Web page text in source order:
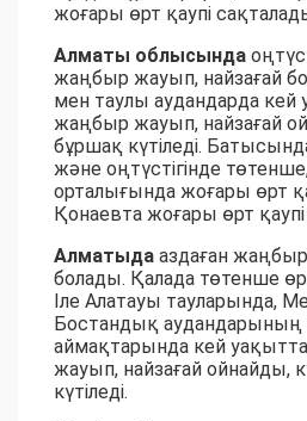
жоғары өрт қаупі
Алматы облысында
жаңбыр жауып, найзағай
мен таулы аудандарда кей
жаңбыр жауып, найзағай
бұршақ күтіледі.
және оңтүстігінде
орталығында жоғары өрт
Қонаевта жоғары өрт
Алматыда аздаған
болады. Қалада төтенше
Іле Алатауы тауларында,
Бостандық аудандарының
аймақтарында кей
жауып, найзағай ойнайды,
күтіледі.